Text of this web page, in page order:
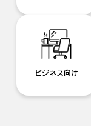
ビジネス向け